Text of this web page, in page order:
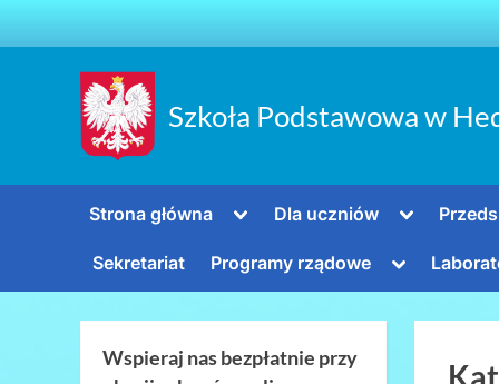
to
Szkoła Podstawowa w
Strona główna
ToggleDla uczniów
Toggle
Sekretariat Programy rządowe
Toggle
menu
Wspieraj nas bezpłatnie przy